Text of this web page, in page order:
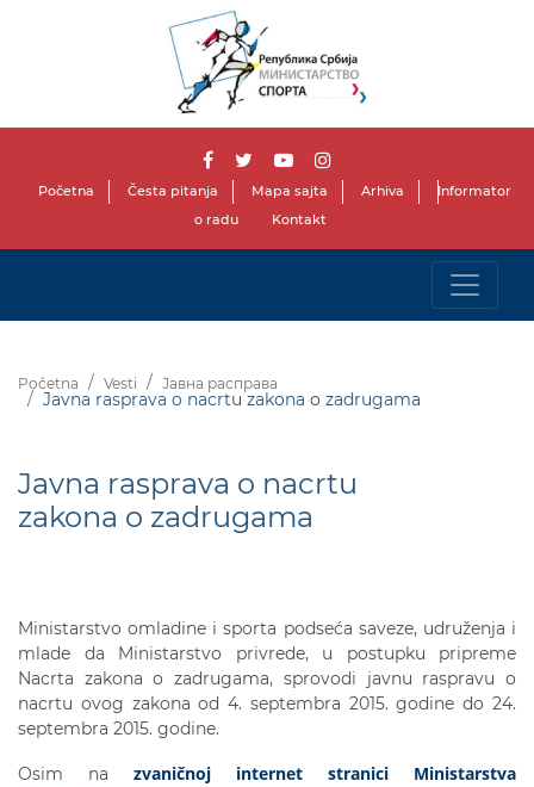
Početna Česta pitanja Mapa sajta Arhiva
Informator
o radu
Kontakt
Početna Vesti Јавна расправа
Javna rasprava o nacrtu zakona o zadrugama
Javna rasprava o nacrtu
zakona o zadrugama
Ministarstvo omladine i sporta podseća saveze, udruženja i
mlade da Ministarstvo privrede, u postupku pripreme
Nacrta zakona o zadrugama, sprovodi javnu raspravu o
nacrtu ovog zakona od 4. septembra 2015. godine do 24.
septembra 2015. godine.
Osim na zvaničnoj internet stranici Ministarstva